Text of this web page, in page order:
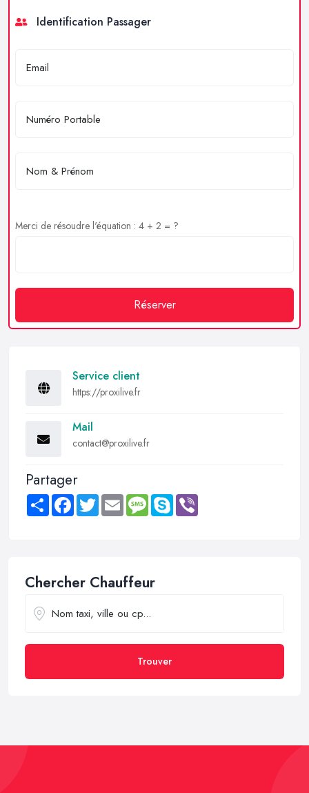
Identification Passager
Merci de résoudre l'équation : 4 + 2 = ?
Réserver
Service client
https://proxilive.fr
Mail
contact@proxilive.fr
Partager
Share FacebookTwitter Email MessageSkype
Chercher Chauffeur
Trouver